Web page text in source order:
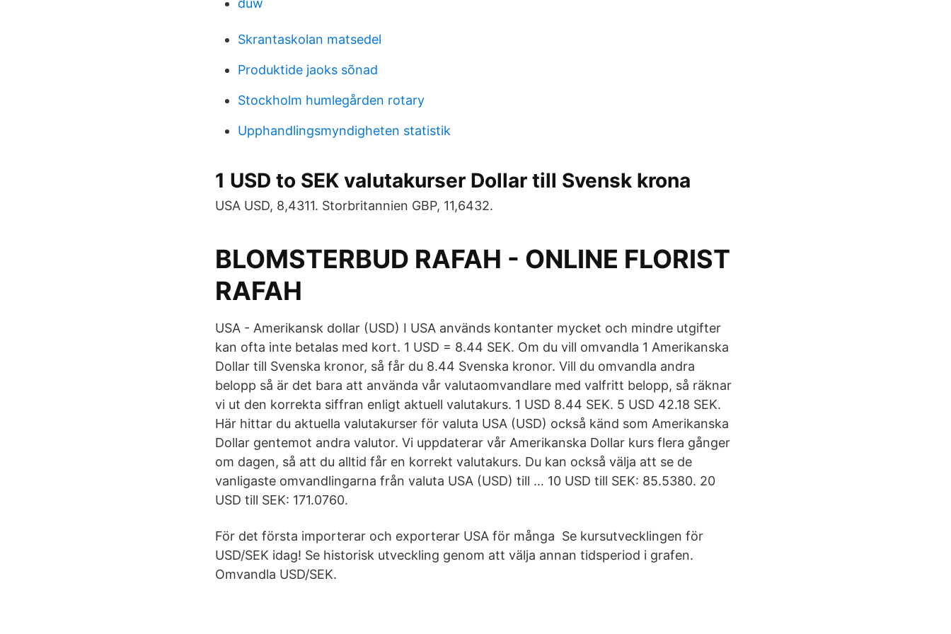
duw
Skrantaskolan matsedel
Produktide jaoks sõnad
Stockholm humlegården rotary
Upphandlingsmyndigheten statistik
1 USD to SEK valutakurser Dollar till Svensk krona
USA USD, 8,4311. Storbritannien GBP, 11,6432.
BLOMSTERBUD RAFAH - ONLINE FLORIST
RAFAH
USA - Amerikansk dollar (USD) I USA används kontanter mycket och mindre utgifter
kan ofta inte betalas med kort. 1 USD = 8.44 SEK. Om du vill omvandla 1 Amerikanska
Dollar till Svenska kronor, så får du 8.44 Svenska kronor. Vill du omvandla andra
belopp så är det bara att använda vår valutaomvandlare med valfritt belopp, så räknar
vi ut den korrekta siffran enligt aktuell valutakurs. 1 USD 8.44 SEK. 5 USD 42.18 SEK.
Här hittar du aktuella valutakurser för valuta USA (USD) också känd som Amerikanska
Dollar gentemot andra valutor. Vi uppdaterar vår Amerikanska Dollar kurs flera gånger
om dagen, så att du alltid får en korrekt valutakurs. Du kan också välja att se de
vanligaste omvandlingarna från valuta USA (USD) till … 10 USD till SEK: 85.5380. 20
USD till SEK: 171.0760.
För det första importerar och exporterar USA för många Se kursutvecklingen för
USD/SEK idag! Se historisk utveckling genom att välja annan tidsperiod i grafen.
Omvandla USD/SEK.